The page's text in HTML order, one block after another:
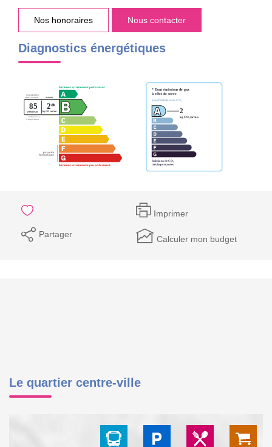
Nos honoraires Nous contacter
Diagnostics énergétiques
Imprimer
Partager Calculer mon budget
Le quartier centre-ville